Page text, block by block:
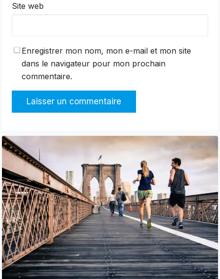
Site web
Enregistrer mon nom, mon e-mail et mon site
dans le navigateur pour mon prochain
commentaire.